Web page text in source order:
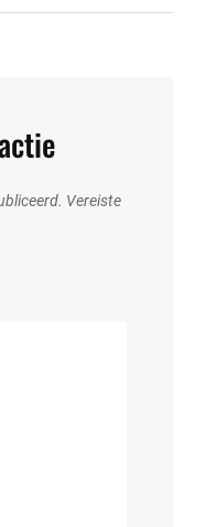
Vereiste